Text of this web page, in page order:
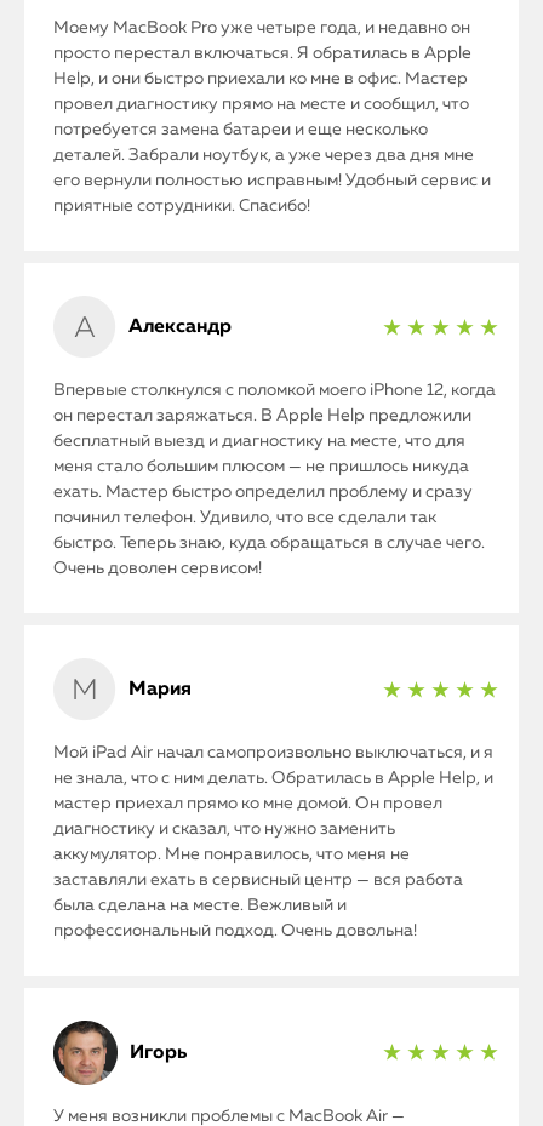
Моему MacBook Pro уже четыре года, и недавно он
просто перестал включаться. Я обратилась в Apple
Help, и они быстро приехали ко мне в офис. Мастер
провел диагностику прямо на месте и сообщил, что
потребуется замена батареи и еще несколько
деталей. Забрали ноутбук, а уже через два дня мне
его вернули полностью исправным! Удобный сервис и
приятные сотрудники. Спасибо!
Александр ★ ★ ★ ★ ★
Впервые столкнулся с поломкой моего iPhone 12, когда
он перестал заряжаться. В Apple Help предложили
бесплатный выезд и диагностику на месте, что для
меня стало большим плюсом — не пришлось никуда
ехать. Мастер быстро определил проблему и сразу
починил телефон. Удивило, что все сделали так
быстро. Теперь знаю, куда обращаться в случае чего.
Очень доволен сервисом!
Мария ★ ★ ★ ★ ★
Мой iPad Air начал самопроизвольно выключаться, и я
не знала, что с ним делать. Обратилась в Apple Help, и
мастер приехал прямо ко мне домой. Он провел
диагностику и сказал, что нужно заменить
аккумулятор. Мне понравилось, что меня не
заставляли ехать в сервисный центр — вся работа
была сделана на месте. Вежливый и
профессиональный подход. Очень довольна!
Игорь ★ ★ ★ ★ ★
У меня возникли проблемы с MacBook Air —